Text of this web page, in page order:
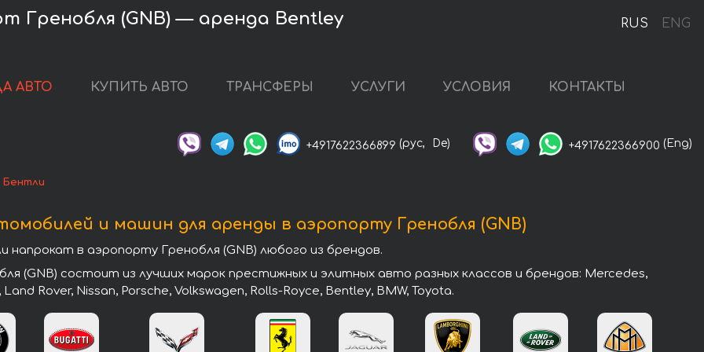
RUS ENG
Гренобля (GNB) — аренда Bentley
АВТО КУПИТЬ АВТО ТРАНСФЕРЫ УСЛУГИ УСЛОВИЯ КОНТАКТЫ
+4917622366899 (рус, De) +4917622366900 (Eng)
и машин для аренды в аэропорту Гренобля (GNB)
в аэропорту Гренобля (GNB) любого из брендов.
(GNB) состоит из лучших марок престижных и элитных авто разных классов и брендов: Mercedes,
Rover, Nissan, Porsche, Volkswagen, Rolls-Royce, Bentley, BMW, Toyota.